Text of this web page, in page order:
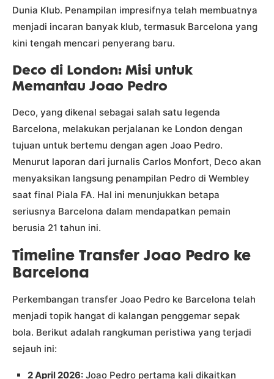
Dunia Klub. Penampilan impresifnya telah membuatnya
menjadi incaran banyak klub, termasuk Barcelona yang
kini tengah mencari penyerang baru.
Deco di London: Misi untuk
Memantau Joao Pedro
Deco, yang dikenal sebagai salah satu legenda
Barcelona, melakukan perjalanan ke London dengan
tujuan untuk bertemu dengan agen Joao Pedro.
Menurut laporan dari jurnalis Carlos Monfort, Deco akan
menyaksikan langsung penampilan Pedro di Wembley
saat final Piala FA. Hal ini menunjukkan betapa
seriusnya Barcelona dalam mendapatkan pemain
berusia 21 tahun ini.
Timeline Transfer Joao Pedro ke
Barcelona
Perkembangan transfer Joao Pedro ke Barcelona telah
menjadi topik hangat di kalangan penggemar sepak
bola. Berikut adalah rangkuman peristiwa yang terjadi
sejauh ini:
2 April 2026: Joao Pedro pertama kali dikaitkan